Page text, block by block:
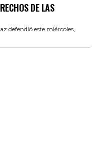
DE LAS
defendió este miércoles,